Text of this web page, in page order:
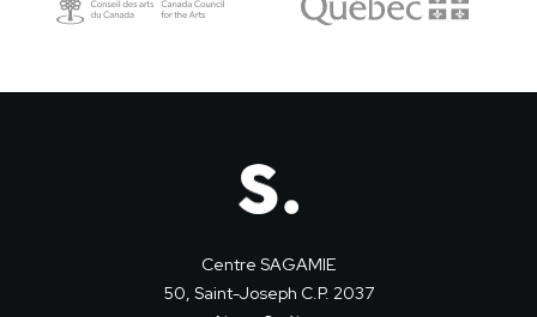
Centre SAGAMIE
50, Saint-Joseph C.P. 2037